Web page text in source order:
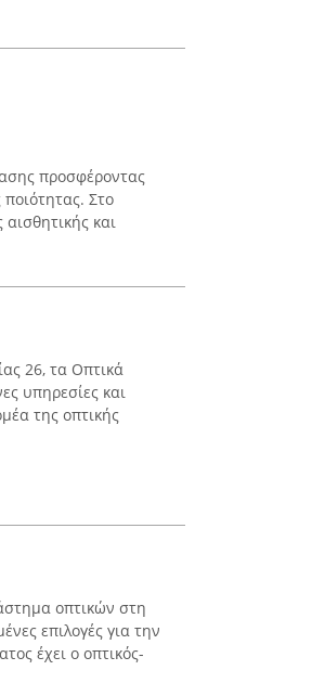
προσφέροντας
Στο
και
26, τα Οπτικά
υπηρεσίες και
της οπτικής
οπτικών στη
επιλογές για την
έχει ο οπτικός-